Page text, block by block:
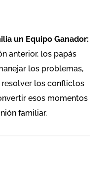
un Equipo Ganador:
anterior, los papás
los problemas,
los conflictos
esos momentos
familiar.